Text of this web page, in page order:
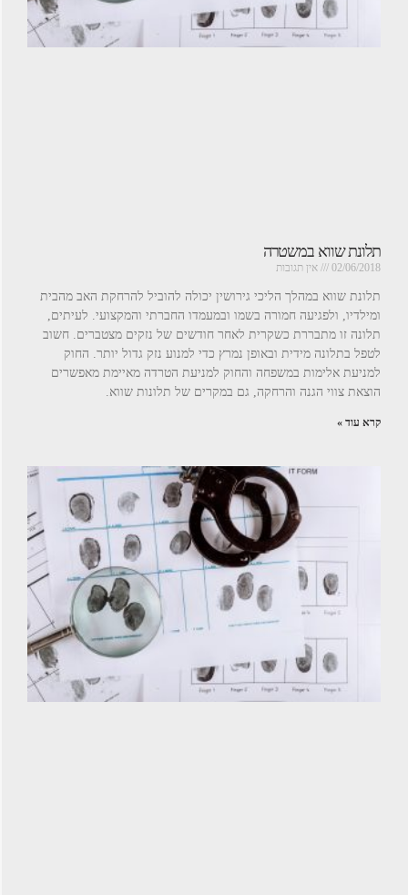
תלונת שווא במשטרה
02/06/2018 אין תגובות
תלונת שווא במהלך הליכי גירושין יכולה להוביל להרחקת האב מהבית
ומילדיו, ולפגיעה חמורה בשמו ובמעמדו החברתי והמקצועי. לעיתים,
תלונה זו מתבררת כשקרית לאחר חודשים של נזקים מצטברים. חשוב
לטפל בתלונה מידית ובאופן נמרץ כדי למנוע נזק גדול יותר. החוק
למניעת אלימות במשפחה והחוק למניעת הטרדה מאיימת מאפשרים
הוצאת צווי הגנה והרחקה, גם במקרים של תלונות שווא.
קרא עוד »